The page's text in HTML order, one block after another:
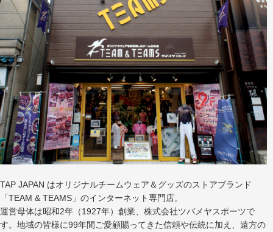
TAP JAPAN はオリジナルチームウェア＆グッズのストアブランド
「TEAM & TEAMS」のインターネット専門店。
運営母体は昭和2年（1927年）創業、株式会社ツバメヤスポーツで
す。地域の皆様に99年間ご愛顧賜ってきた信頼や伝統に加え、遠方の